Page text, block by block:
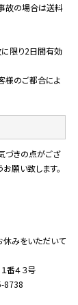
故の場合は送料
限り2日間有効
様のご都合によ
づきの点がござ
願い致します。
みをいただいて
番４３号
8738